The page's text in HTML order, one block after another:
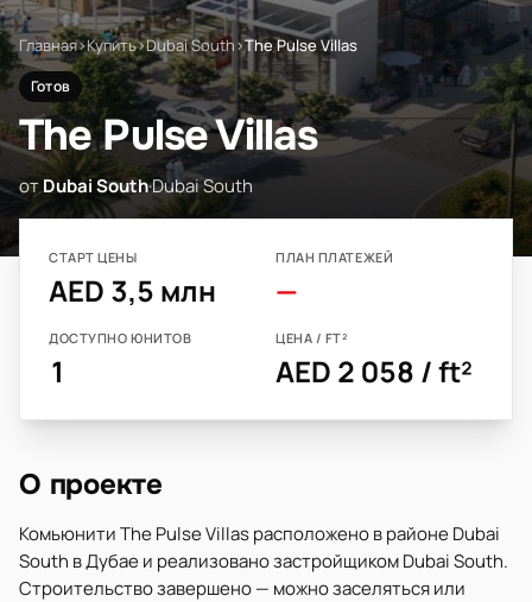
Главная›Купить›Dubai South›The Pulse Villas
Готов
The Pulse Villas
отDubai South·Dubai South
СТАРТ ЦЕНЫ
AED 3,5 млн
ПЛАН ПЛАТЕЖЕЙ
—
ДОСТУПНО ЮНИТОВ
1
ЦЕНА / FT²
AED 2 058 / ft²
О проекте
Комьюнити The Pulse Villas расположено в районе Dubai
South в Дубае и реализовано застройщиком Dubai South.
Строительство завершено — можно заселяться или